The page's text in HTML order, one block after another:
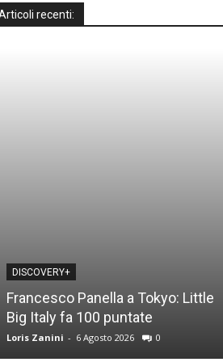
recenti:
DISCOVERY+
Francesco Panella a Tokyo: Little
Big Italy fa 100 puntate
Loris Zanini - 6 Agosto 2026 0